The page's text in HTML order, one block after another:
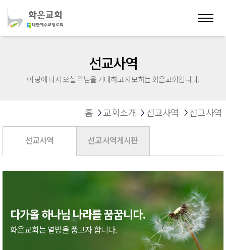
선교사역
이 땅에 다시 오실 주님을 기대하고 사모하는 화은교회입니다.
홈 교회소개 선교사역 선교사역
선교사역 선교사역게시판
다가올 하나님 나라를 꿈꿉니다.
화은교회는 열방을 품고자 합니다.